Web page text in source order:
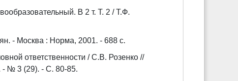
В 2 т. Т. 2 / Т.Ф.
- Москва : Норма, 2001. - 688 с.
ответственности / С.В. Розенко //
- № 3 (29). - С. 80-85.